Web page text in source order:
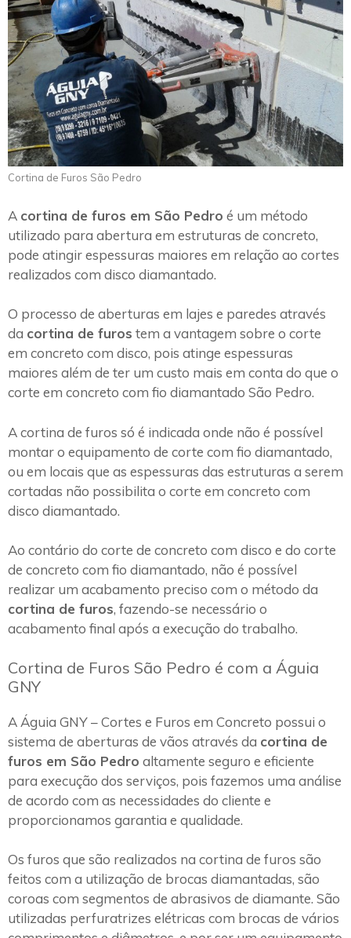
Cortina de Furos São Pedro
A cortina de furos em São Pedro é um método
utilizado para abertura em estruturas de concreto,
pode atingir espessuras maiores em relação ao cortes
realizados com disco diamantado.
O processo de aberturas em lajes e paredes através
da cortina de furos tem a vantagem sobre o corte
em concreto com disco, pois atinge espessuras
maiores além de ter um custo mais em conta do que o
corte em concreto com fio diamantado São Pedro.
A cortina de furos só é indicada onde não é possível
montar o equipamento de corte com fio diamantado,
ou em locais que as espessuras das estruturas a serem
cortadas não possibilita o corte em concreto com
disco diamantado.
Ao contário do corte de concreto com disco e do corte
de concreto com fio diamantado, não é possível
realizar um acabamento preciso com o método da
cortina de furos, fazendo-se necessário o
acabamento final após a execução do trabalho.
Cortina de Furos São Pedro é com a Águia
GNY
A Águia GNY – Cortes e Furos em Concreto possui o
sistema de aberturas de vãos através da cortina de
furos em São Pedro altamente seguro e eficiente
para execução dos serviços, pois fazemos uma análise
de acordo com as necessidades do cliente e
proporcionamos garantia e qualidade.
Os furos que são realizados na cortina de furos são
feitos com a utilização de brocas diamantadas, são
coroas com segmentos de abrasivos de diamante. São
utilizadas perfuratrizes elétricas com brocas de vários